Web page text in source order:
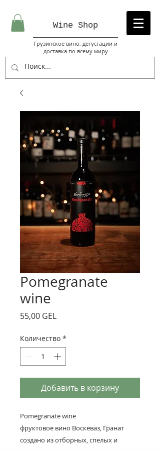
Wine Shop
Грузинское вино, дегустации и
доставка по всему миру
Pomegranate
wine
55,00 GELЦена
Количество *
Добавить в корзину
Pomegranate wine
фруктовое вино Воскеваз, Гранат
создано из отборных, спелых и